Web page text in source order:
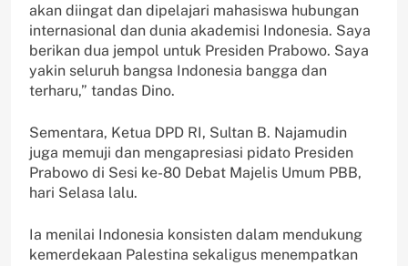
akan diingat dan dipelajari mahasiswa hubungan
internasional dan dunia akademisi Indonesia. Saya
berikan dua jempol untuk Presiden Prabowo. Saya
yakin seluruh bangsa Indonesia bangga dan
terharu,” tandas Dino.
Sementara, Ketua DPD RI, Sultan B. Najamudin
juga memuji dan mengapresiasi pidato Presiden
Prabowo di Sesi ke-80 Debat Majelis Umum PBB,
hari Selasa lalu.
Ia menilai Indonesia konsisten dalam mendukung
kemerdekaan Palestina sekaligus menempatkan